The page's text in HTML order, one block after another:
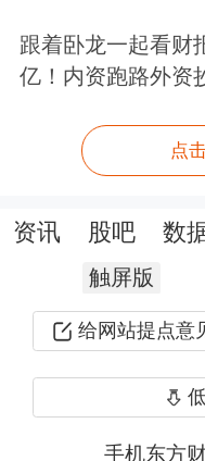
“产业投资+应
合·AI赋能行
本-市场”正循环
车、具身机器人
用“产业投资+
跟着卧龙一起看财
亿！内资跑路外资
点
资讯 股吧 数
触屏版
给网站提点意
手机东方